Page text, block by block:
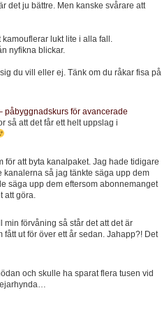
det ju bättre. Men kanske svårare att
lukt lite i alla fall.
nyfikna blickar.
du vill eller ej. Tänk om du råkar fisa på
påbyggnadskurs för avancerade
så att det får ett helt uppslag i
för att byta kanalpaket. Jag hade tidigare
så jag tänkte säga upp dem
säga upp dem eftersom abonnemanget
att göra.
min förvåning så står det att det är
ut för över ett år sedan. Jahapp?! Det
och skulle ha sparat flera tusen vid